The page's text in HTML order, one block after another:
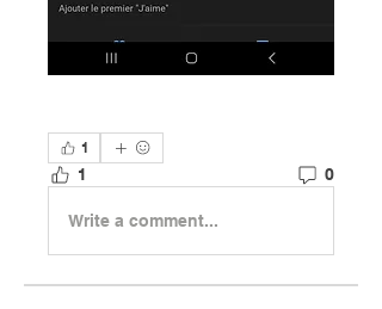
1
1 0
Write a comment...